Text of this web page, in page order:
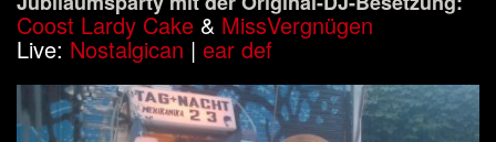
Coost Lardy Cake & MissVergnügen
Live: Nostalgican | ear def